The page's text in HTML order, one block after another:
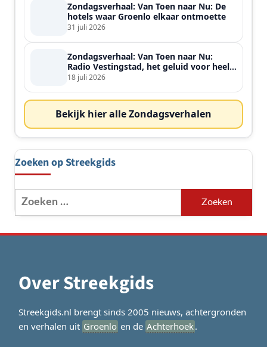
Zondagsverhaal: Van Toen naar Nu: De
hotels waar Groenlo elkaar ontmoette
31 juli 2026
Zondagsverhaal: Van Toen naar Nu:
Radio Vestingstad, het geluid voor heel
de streek
18 juli 2026
Bekijk hier alle Zondagsverhalen
Zoeken op Streekgids
Zoeken
naar:
Over Streekgids
Streekgids.nl brengt sinds 2005 nieuws, achtergronden
en verhalen uit Groenlo en de Achterhoek.